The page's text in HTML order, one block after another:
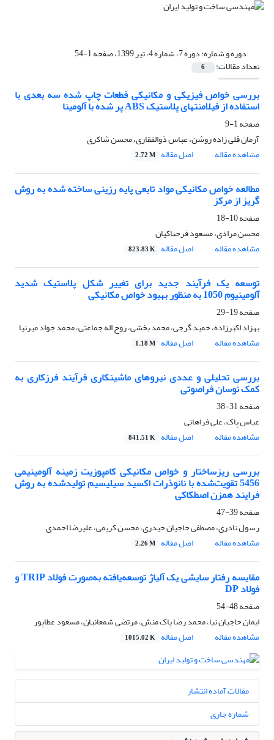
دوره و شماره:دوره 7، شماره 4، تیر 1399، صفحه 1-54
تعداد مقالات: 6
بررسی خواص فیزیکی و مکانیکی قطعات چاپ شده سه بعدی با
استفاده از فیلامنتهای پلاستیک ABS پر شده با آلومینا
صفحه1-9
آرمان قلی زاده روشن، عباس ذوالفقاری، محسن شاکری
مشاهده مقاله
اصل مقاله 2.72 M
مطالعه خواص مکانیکی مواد تابعی پایه رزینی ساخته شده به روش
گریز از مرکز
صفحه10-18
محسن مرادی، مسعود فرحناکیان
مشاهده مقاله
اصل مقاله 823.83 K
توسعه یک فرآیند جدید برای تغییر شکل پلاستیک شدید
آلومینیوم 1050 به منظور بهبود خواص مکانیکی
صفحه19-29
بهزاد اکبرزاده، حمید گرجی، محمد بخشی، روح اله جماعتی، محمد جواد میرنیا
مشاهده مقاله
اصل مقاله 1.18 M
بررسی تحلیلی و عددی نیروهای ماشینکاری فرآیند فرزکاری به
کمک نوسان فراصوتی
صفحه31-38
عباس پاک، علی فراهانی
مشاهده مقاله
اصل مقاله 841.51 K
بررسی ریزساختار و خواص مکانیکی کامپوزیت زمینه آلومینیمی
5456 تقویت‌شده با نانوذرات اکسید سیلیسیم تولیدشده به روش
فرایند همزن اصطکاکی
صفحه39-47
رسول نادری، مصطفی حاجیان حیدری، محسن کریمی، علیرضا احمدی
مشاهده مقاله
اصل مقاله 2.26 M
مقایسه رفتار سایشی یک آلیاژ توسعه‌یافته به‌صورت فولاد TRIP و
فولاد DP
صفحه48-54
ایمان حاجیان نیا، محمد رضا پاک منش، مرتضی شمعانیان، مسعود عطاپور
مشاهده مقاله
اصل مقاله 1015.02 K
مقالات آماده انتشار
شماره جاری